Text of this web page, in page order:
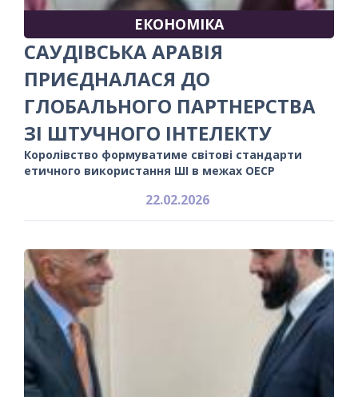
ЕКОНОМІКА
САУДІВСЬКА АРАВІЯ
ПРИЄДНАЛАСЯ ДО
ГЛОБАЛЬНОГО ПАРТНЕРСТВА
ЗІ ШТУЧНОГО ІНТЕЛЕКТУ
Королівство формуватиме світові стандарти
етичного використання ШІ в межах ОЕСР
22.02.2026